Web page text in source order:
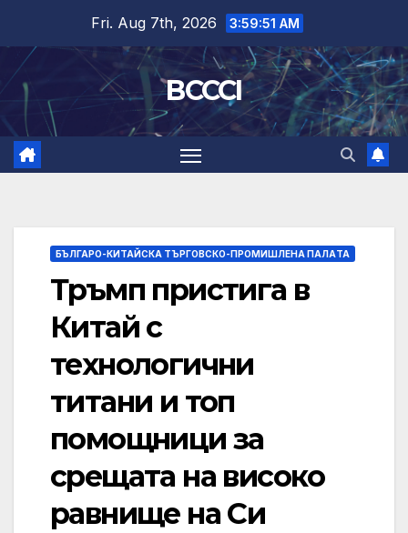
content
Fri. Aug 7th, 2026 3:59:51 AM
BCCCI
БЪЛГАРО-КИТАЙСКА ТЪРГОВСКО-ПРОМИШЛЕНА ПАЛAТА
Тръмп пристига в
Китай с
технологични
титани и топ
помощници за
срещата на високо
равнище на Си